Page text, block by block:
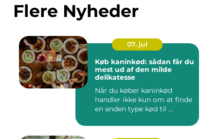
Flere Nyheder
07. jul
Køb kaninkød: sådan får du
mest ud af den milde
delikatesse
Når du køber kaninkød
handler ikke kun om at finde
en anden type kød til ...